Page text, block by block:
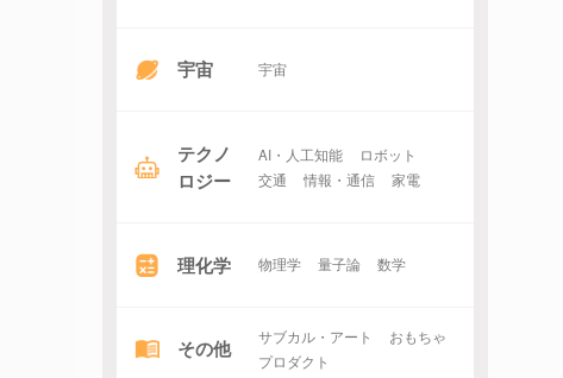
宇宙 宇宙
テクノ
ロジー
AI・人工知能
ロボット
交通
情報・通信 家電
理化学 物理学 量子論 数学
その他 サブカル・アート
おもちゃ
プロダクト